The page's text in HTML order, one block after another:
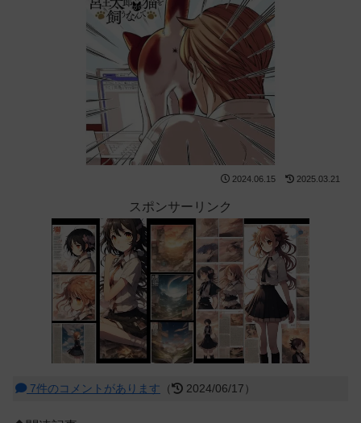
2024.06.15 2025.03.21
スポンサーリンク
7件のコメントがあります （ 2024/06/17）